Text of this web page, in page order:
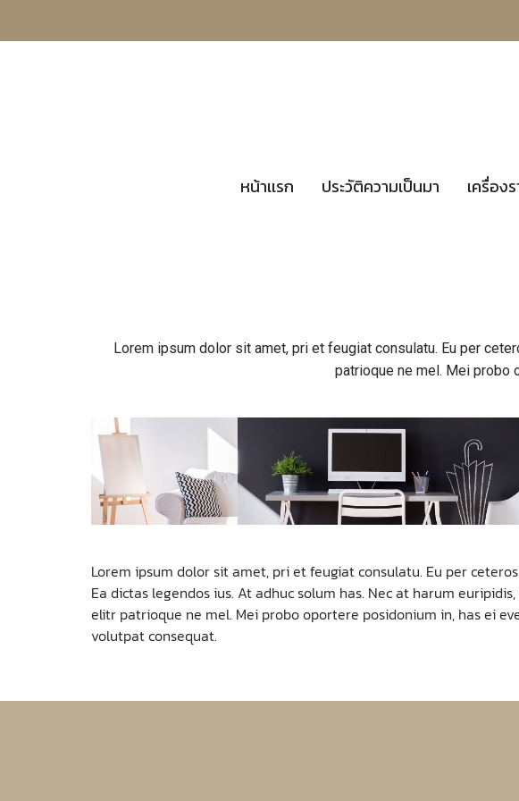
หน้าเเรก ประวัติความเป็นมา เครื่อง
Lorem ipsum dolor sit amet, pri et feugiat consulatu. Eu per
patrioque ne mel. Mei probo
Lorem ipsum dolor sit amet, pri et feugiat consulatu. Eu per
Ea dictas legendos ius. At adhuc solum has. Nec at harum
elitr patrioque ne mel. Mei probo oportere posidonium in, has ei
volutpat consequat.